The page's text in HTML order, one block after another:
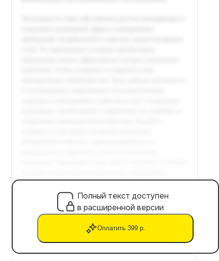
Полный текст доступен
в расширенной версии
Оплатить 399 р.